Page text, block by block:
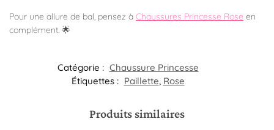
Pour une allure de bal, pensez à Chaussures Princesse Rose en
complément. 🌟
Catégorie : Chaussure Princesse
Étiquettes : Paillette, Rose
Produits similaires